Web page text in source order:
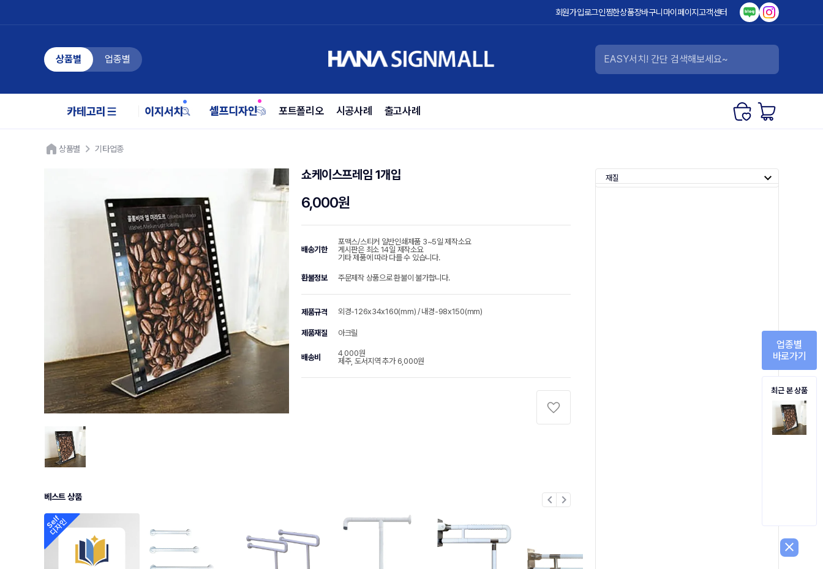
회원가입로그인찜한상품장바구니 마이페이지고객센터
상품별 업종별
포트폴리오 시공사례 출고사례
상품별 기타업종
쇼케이스프레임 1개입
6,000원
배송기한
포맥스/스티커 일반인쇄제품 3~5일 제작소요
게시판은 최소 14일 제작소요
기타 제품에 따라 다를 수 있습니다.
환불정보 주문제작 상품으로 환불이 불가합니다.
제품규격 외경-126x34x160(mm) / 내경-98x150(mm)
제품재질 아크릴
배송비
4,000원
제주, 도서지역 추가 6,000원
베스트 상품 chevron_left chevron_right
재질
업종별
바로가기
최근 본 상품
close